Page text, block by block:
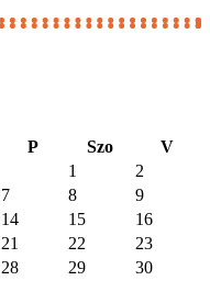
P Szo
V
1
2
7 8
9
14 15
16
21 22
23
28 29
30